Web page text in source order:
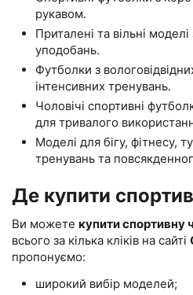
рукавом.
Приталені та вільні
уподобань.
Футболки з
інтенсивних тренувань.
Чоловічі спортивні
для тривалого
Моделі для бігу, фітнесу,
тренувань та
Де купити
Ви можете купити спортивну
всього за кілька кліків на сайті
пропонуємо:
широкий вибір моделей;